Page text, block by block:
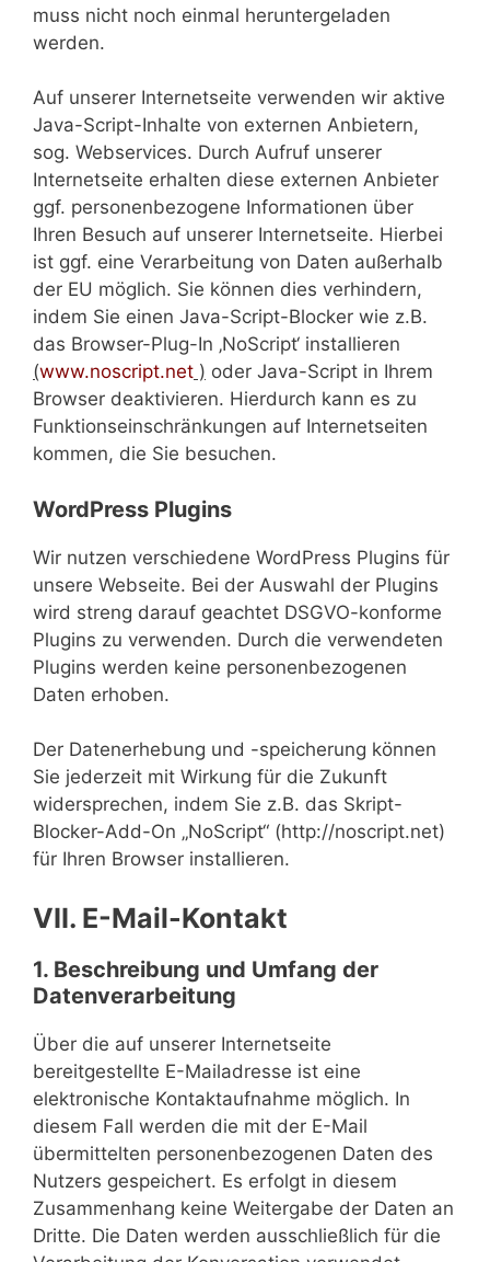
muss nicht noch einmal heruntergeladen
werden.
Auf unserer Internetseite verwenden wir aktive
Java-Script-Inhalte von externen Anbietern,
sog. Webservices. Durch Aufruf unserer
Internetseite erhalten diese externen Anbieter
ggf. personenbezogene Informationen über
Ihren Besuch auf unserer Internetseite. Hierbei
ist ggf. eine Verarbeitung von Daten außerhalb
der EU möglich. Sie können dies verhindern,
indem Sie einen Java-Script-Blocker wie z.B.
das Browser-Plug-In ‚NoScript‘ installieren
(www.noscript.net ) oder Java-Script in Ihrem
Browser deaktivieren. Hierdurch kann es zu
Funktionseinschränkungen auf Internetseiten
kommen, die Sie besuchen.
WordPress Plugins
Wir nutzen verschiedene WordPress Plugins für
unsere Webseite. Bei der Auswahl der Plugins
wird streng darauf geachtet DSGVO-konforme
Plugins zu verwenden. Durch die verwendeten
Plugins werden keine personenbezogenen
Daten erhoben.
Der Datenerhebung und -speicherung können
Sie jederzeit mit Wirkung für die Zukunft
widersprechen, indem Sie z.B. das Skript-
Blocker-Add-On „NoScript“ (http://noscript.net)
für Ihren Browser installieren.
VII. E-Mail-Kontakt
1. Beschreibung und Umfang der
Datenverarbeitung
Über die auf unserer Internetseite
bereitgestellte E-Mailadresse ist eine
elektronische Kontaktaufnahme möglich. In
diesem Fall werden die mit der E-Mail
übermittelten personenbezogenen Daten des
Nutzers gespeichert. Es erfolgt in diesem
Zusammenhang keine Weitergabe der Daten an
Dritte. Die Daten werden ausschließlich für die